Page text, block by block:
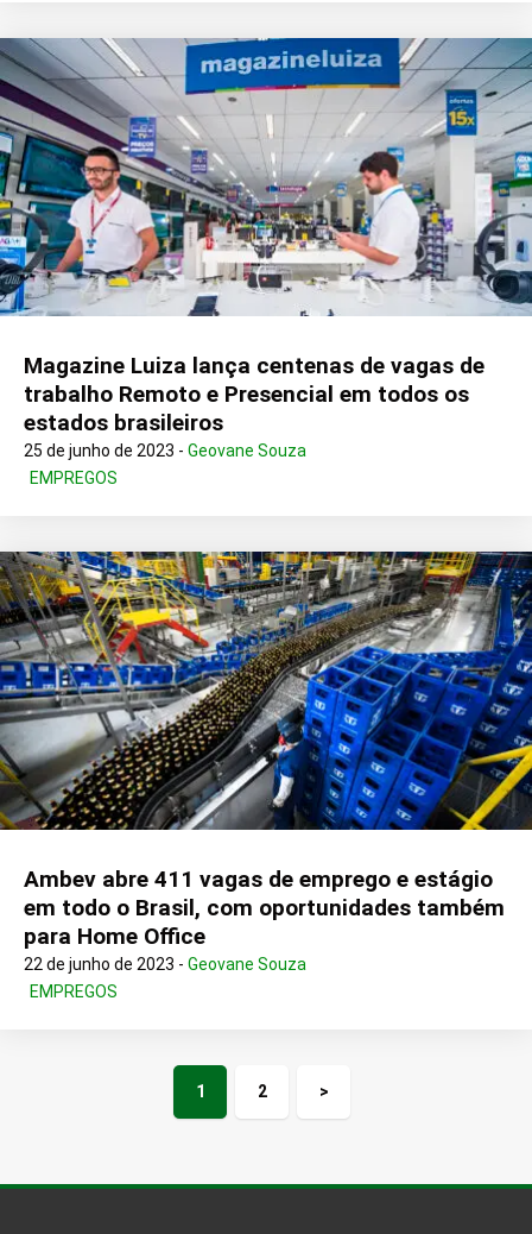
Magazine Luiza lança centenas de vagas de
trabalho Remoto e Presencial em todos os
estados brasileiros
25 de junho de 2023 - Geovane Souza
EMPREGOS
Ambev abre 411 vagas de emprego e estágio
em todo o Brasil, com oportunidades também
para Home Office
22 de junho de 2023 - Geovane Souza
EMPREGOS
1
2
>